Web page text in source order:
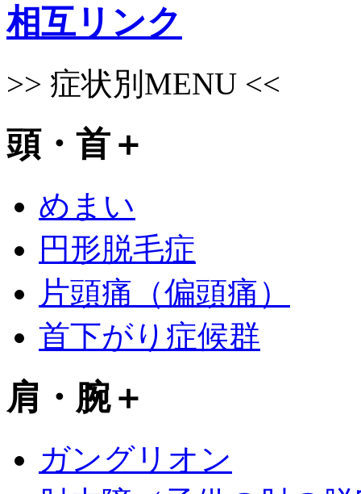
相互リンク
>> 症状別MENU <<
頭・首 ＋
めまい
円形脱毛症
片頭痛（偏頭痛）
首下がり症候群
肩・腕＋
ガングリオン